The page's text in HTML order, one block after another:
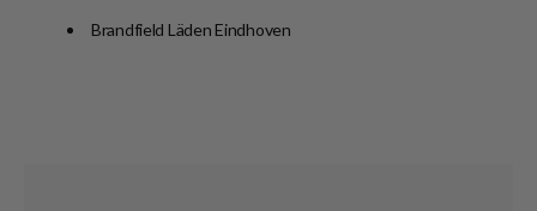
Brandfield Läden Eindhoven